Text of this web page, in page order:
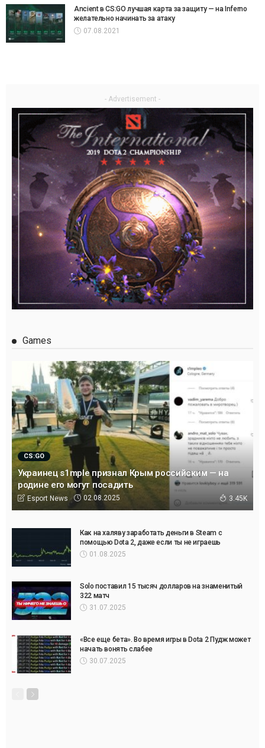
Ancient в CS:GO лучшая карта за защиту — на Inferno
желательно начинать за атаку
07.08.2021
- Advertisement -
Games
CS:GO
Украинец s1mple признал Крым российским — на
родине его могут посадить
Esport News 02.08.2025 3.45K
Как на халяву заработать деньги в Steam с
помощью Dota 2, даже если ты не играешь
01.08.2025
Solo поставил 15 тысяч долларов на знаменитый
322 матч
31.07.2025
«Все еще бета». Во время игры в Dota 2 Пудж может
начать вонять слабее
30.07.2025